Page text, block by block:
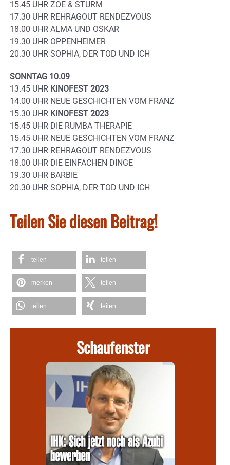
15.45 UHR ZOE & STURM
17.30 UHR REHRAGOUT RENDEZVOUS
18.00 UHR ALMA UND OSKAR
19.30 UHR OPPENHEIMER
20.30 UHR SOPHIA, DER TOD UND ICH
SONNTAG 10.09
13.45 UHR KINOFEST 2023
14.00 UHR NEUE GESCHICHTEN VOM FRANZ
15.30 UHR KINOFEST 2023
15.45 UHR DIE RUMBA THERAPIE
15.45 UHR NEUE GESCHICHTEN VOM FRANZ
17.30 UHR REHRAGOUT RENDEZVOUS
18.00 UHR DIE EINFACHEN DINGE
19.30 UHR BARBIE
20.30 UHR SOPHIA, DER TOD UND ICH
Teilen Sie diesen Beitrag!
teilen teilen
merken teilen
teilen teilen
Schaufenster